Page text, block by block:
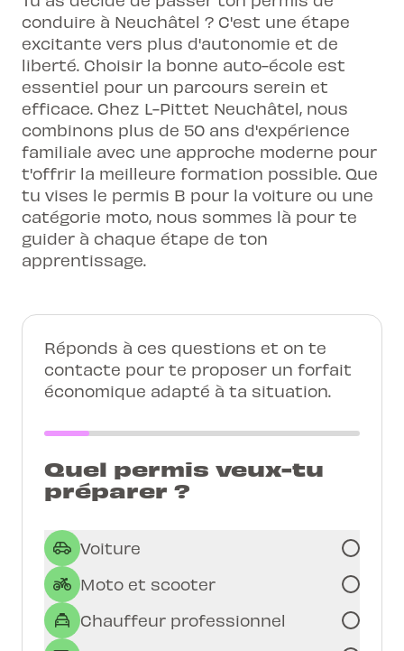
conduire à Neuchâtel ? C'est une étape
excitante vers plus d'autonomie et de
liberté. Choisir la bonne auto-école est
essentiel pour un parcours serein et
efficace. Chez L-Pittet Neuchâtel, nous
combinons plus de 50 ans d'expérience
familiale avec une approche moderne pour
t'offrir la meilleure formation possible. Que
tu vises le permis B pour la voiture ou une
catégorie moto, nous sommes là pour te
guider à chaque étape de ton
apprentissage.
Réponds à ces questions et on te
contacte pour te proposer un forfait
économique adapté à ta situation.
Quel permis veux-tu
préparer ?
Voiture
Moto et scooter
Chauffeur professionnel